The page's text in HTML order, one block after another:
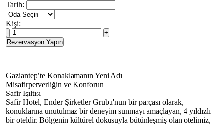
Tarih:
Kişi:
Rezervasyon Yapın
Gaziantep’te Konaklamanın Yeni Adı
Misafirperverliğin ve Konforun
Safir Işıltısı
Safir Hotel, Ender Şirketler Grubu'nun bir parçası olarak,
konuklarına unutulmaz bir deneyim sunmayı amaçlayan, 4 yıldızlı
bir oteldir. Bölgenin kültürel dokusuyla bütünleşmiş olan otelimiz,